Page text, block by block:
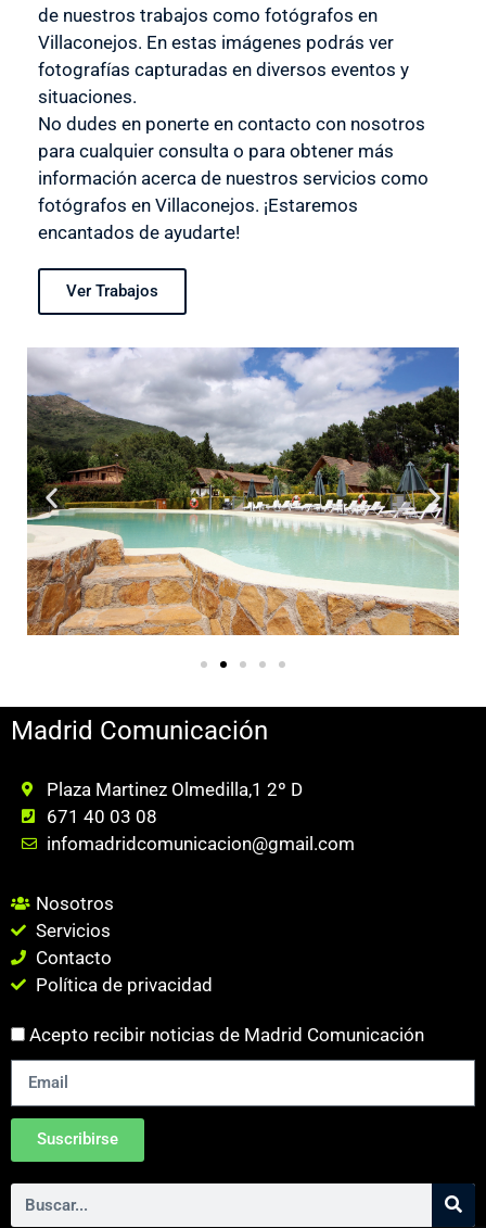
de nuestros trabajos como fotógrafos en
Villaconejos. En estas imágenes podrás ver
fotografías capturadas en diversos eventos y
situaciones.
No dudes en ponerte en contacto con nosotros
para cualquier consulta o para obtener más
información acerca de nuestros servicios como
fotógrafos en Villaconejos. ¡Estaremos
encantados de ayudarte!
Ver Trabajos
Madrid Comunicación
Plaza Martinez Olmedilla,1 2º D
671 40 03 08
infomadridcomunicacion@gmail.com
Nosotros
Servicios
Contacto
Política de privacidad
Acepto recibir noticias de Madrid Comunicación
Suscribirse